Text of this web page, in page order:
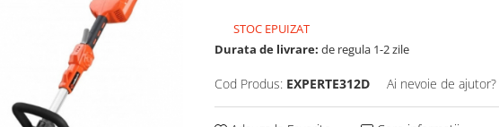
STOC EPUIZAT
Durata de livrare: de regula 1-2 zile
Cod Produs: EXPERTE312D Ai nevoie de ajutor?